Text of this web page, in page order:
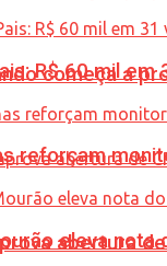
começa a
abertura
R$ 60 mil
reforçam
eleva nota